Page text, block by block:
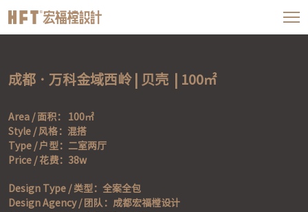
成都 · 万科金域西岭 | 贝壳  | 100㎡
Area / 面积： 100㎡
Style / 风格：混搭
Type / 户型：二室两厅
Price / 花费：38w
Design Type / 类型：全案全包
Design Agency / 团队：成都宏福樘设计